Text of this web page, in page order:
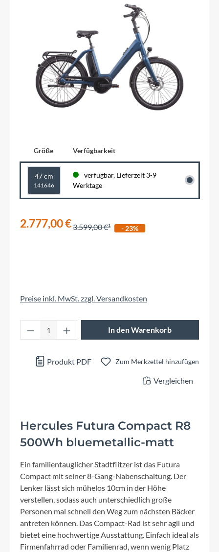
Größe Verfügbarkeit
47 cm
141646
verfügbar, Lieferzeit 3-9
Werktage
2.777,00 €3.599,00 € - 23%
Preise inkl. MwSt. zzgl. Versandkosten
Produkt Anzahl: Gib den gewünschten
In den Warenkorb
Produkt PDF Zum Merkzettel hinzufügen
Vergleichen
Hercules Futura Compact R8
500Wh bluemetallic-matt
Ein familientauglicher Stadtflitzer ist das Futura
Compact mit seiner 8-Gang-Nabenschaltung. Der
Lenker lässt sich mühelos 10cm in der Höhe
verstellen, sodass auch unterschiedlich große
Personen mal schnell den Weg zum nächsten Bäcker
antreten können. Das Compact-Rad ist sehr agil und
bietet eine hochwertige Ausstattung. Einfach ideal als
Firmenfahrrad oder Familienrad, wenn wenig Platz